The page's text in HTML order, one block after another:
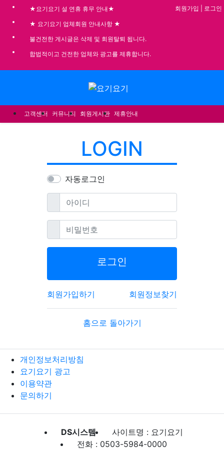
★요기요기 설 연휴 휴무 안내★
★ 요기요기 업체회원 안내사항 ★
불건전한 게시글은 삭제 및 회원탈퇴 됩니다.
합법적이고 건전한 업체와 광고를 제휴합니다.
회원가입 로그인
고객센터 커뮤니티 회원게시판 제휴안내
LOGIN
자동로그인
아이디필수
비밀번호필수
로그인
회원가입하기 회원정보찾기
홈으로 돌아가기
개인정보처리방침
요기요기 광고
이용약관
문의하기
DS시스템
사이트명 : 요기요기
전화 : 0503-5984-0000